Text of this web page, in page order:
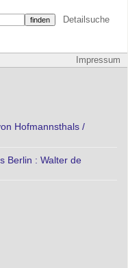
Detailsuche
Impressum
Hofmannsthals /
Berlin : Walter de